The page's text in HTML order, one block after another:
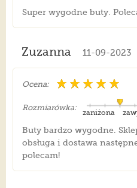
Super wygodne buty.
Zuzanna 11-09-2023
Ocena:
Rozmiarówka:
zaniżona
Buty bardzo wygodne.
obsługa i dostawa
polecam!